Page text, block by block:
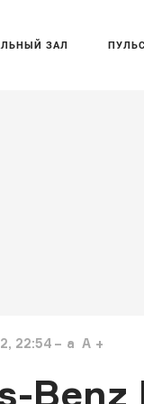
ЗАЛ ПУЛЬС
22:54 a A
Benz